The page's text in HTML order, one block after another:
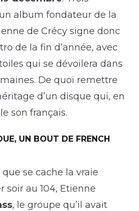
album fondateur de la
de Crécy signe donc
de la fin d’année, avec
qui se dévoilera dans
De quoi remettre
d’un disque qui, en
son français.
UN BOUT DE FRENCH
se cache la vraie
soir au 104, Etienne
, le groupe qu’il avait